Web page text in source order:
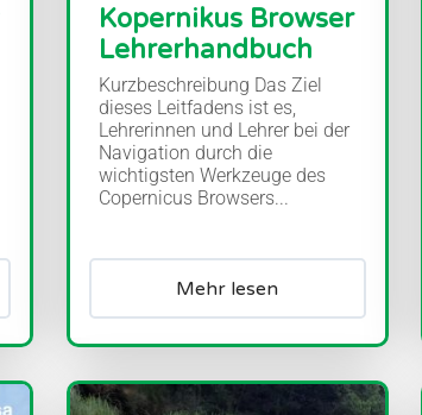
Kopernikus Browser
Lehrerhandbuch
Kurzbeschreibung Das Ziel
dieses Leitfadens ist es,
Lehrerinnen und Lehrer bei der
Navigation durch die
wichtigsten Werkzeuge des
Copernicus Browsers...
Mehr lesen